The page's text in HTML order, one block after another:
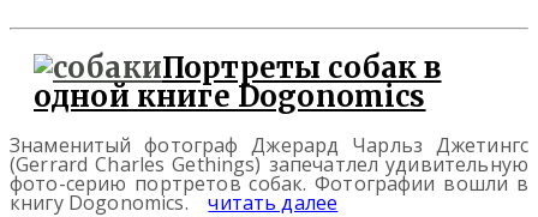
Портреты собак в
одной книге Dogonomics
Знаменитый фотограф Джерард Чарльз Джетингс
(Gerrard Charles Gethings) запечатлел удивительную
фото-серию портретов собак. Фотографии вошли в
книгу Dogonomics.читать далее